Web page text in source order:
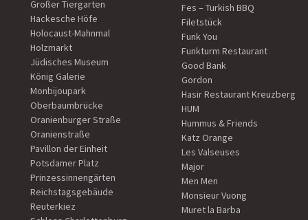
Großer Tiergarten
Hackesche Höfe
Holocaust-Mahnmal
Holzmarkt
Jüdisches Museum
König Galerie
Monbijoupark
Oberbaumbrücke
Oranienburger Straße
Oranienstraße
Pavillon der Einheit
Potsdamer Platz
Prinzessinnengärten
Reichstagsgebäude
Reuterkiez
Fes – Turkish BBQ
Filetstück
Funk You
Funkturm Restaurant
Good Bank
Gordon
Hasir Restaurant Kreuzberg
HUM
Hummus & Friends
Katz Orange
Les Valseuses
Major
Men Men
Monsieur Vuong
Muret la Barba